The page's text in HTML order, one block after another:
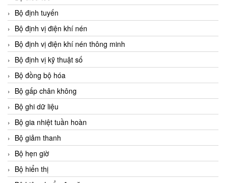
Bộ định tuyến
Bộ định vị điện khí nén
Bộ định vị điện khí nén thông minh
Bộ định vị kỹ thuật số
Bộ đồng bộ hóa
Bộ gấp chân không
Bộ ghi dữ liệu
Bộ gia nhiệt tuần hoàn
Bộ giảm thanh
Bộ hẹn giờ
Bộ hiển thị